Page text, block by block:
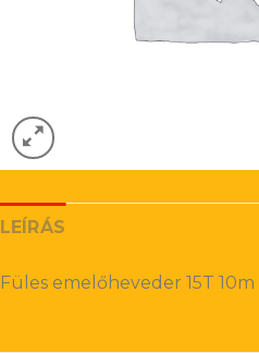
LEÍRÁS
Füles emelőheveder 15T